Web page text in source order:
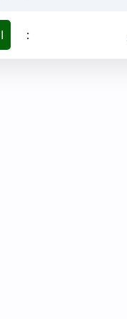
: